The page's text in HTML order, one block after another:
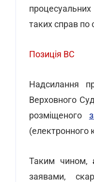
таких справ по
Позиція ВС
Надсилання
Верховного
розміщеного
(електронного
Таким чином,
заявами,